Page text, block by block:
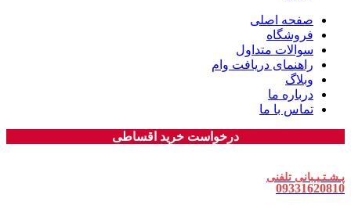
صفحه اصلی
فروشگاه
سوالات متداول
راهنمای دریافت وام
وبلاگ
درباره ما
تماس با ما
درخواست خرید اقساطی
پـشـتـیـبانی تلفنی
09331620810